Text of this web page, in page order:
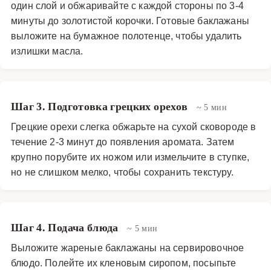
один слой и обжаривайте с каждой стороны по 3-4
минуты до золотистой корочки. Готовые баклажаны
выложите на бумажное полотенце, чтобы удалить
излишки масла.
Шаг 3. Подготовка грецких орехов ~ 5 мин
Грецкие орехи слегка обжарьте на сухой сковороде в
течение 2-3 минут до появления аромата. Затем
крупно порубите их ножом или измельчите в ступке,
но не слишком мелко, чтобы сохранить текстуру.
Шаг 4. Подача блюда ~ 5 мин
Выложите жареные баклажаны на сервировочное
блюдо. Полейте их кленовым сиропом, посыпьте